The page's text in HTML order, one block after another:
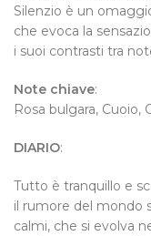
Silenzio è un
che evoca la
i suoi contrasti tra
Note chiave:
Rosa bulgara, Cuoio,
DIARIO:
Tutto è tranquillo e
il rumore del mondo
calmi, che si evolva